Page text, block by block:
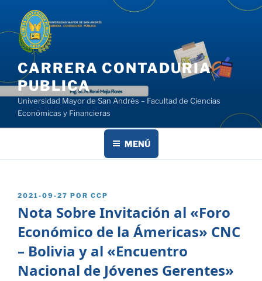
contenido
CARRERA CONTADURIA
PUBLICA
Universidad Mayor de San Andrés – Facultad de Ciencias
Económicas y Financieras
MENÚ
PUBLICADO
2021-09-27 POR CCP
Nota Sobre Invitación al «Foro
Económico de la Ámericas» CNC
– Bolivia y al «Encuentro
Nacional de Jóvenes Gerentes»